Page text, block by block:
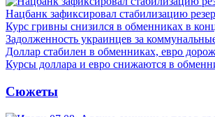
Нацбанк зафиксировал стабилизацию
Курс гривны снизился в обменниках в
Задолженность украинцев за
Доллар стабилен в обменниках, евро
Курсы доллара и евро снижаются в
Сюжеты